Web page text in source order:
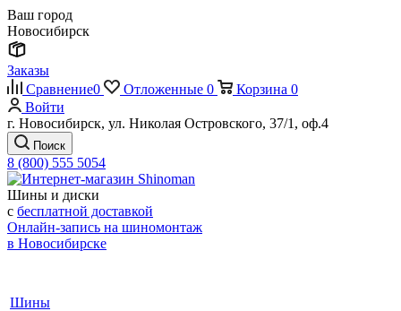
Ваш город
Новосибирск
Заказы
Сравнение0 Отложенные 0 Корзина 0
Войти
г. Новосибирск, ул. Николая Островского, 37/1, оф.4
Поиск
8 (800) 555 5054
Шины и диски
с бесплатной доставкой
Онлайн-запись на шиномонтаж
в Новосибирске
Шины